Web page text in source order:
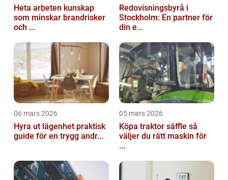
Heta arbeten kunskap
som minskar brandrisker
och ...
Redovisningsbyrå i
Stockholm: En partner för
din e...
06 mars 2026
Hyra ut lägenhet praktisk
guide för en trygg andr...
05 mars 2026
Köpa traktor säffle så
väljer du rätt maskin för
...